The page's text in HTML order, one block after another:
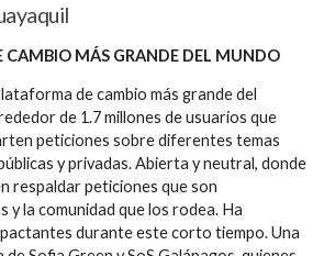
CAMBIO MÁS GRANDE DEL MUNDO
de cambio más grande del
de 1.7 millones de usuarios que
peticiones sobre diferentes temas
y privadas. Abierta y neutral, donde
respaldar peticiones que son
y la comunidad que los rodea. Ha
durante este corto tiempo. Una